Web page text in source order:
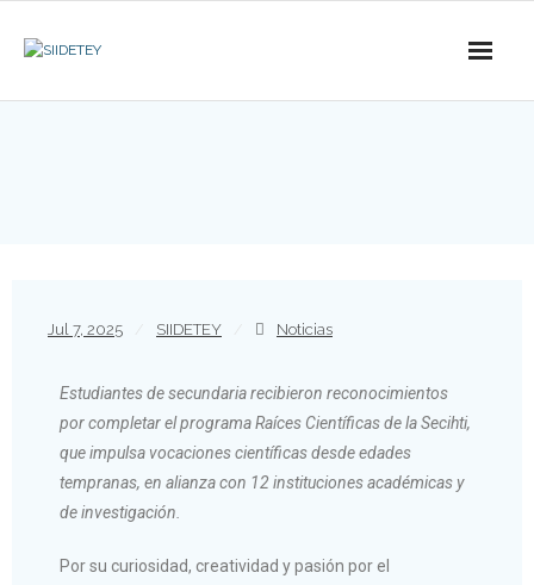
Jul 7, 2025 SIIDETEY Noticias
Estudiantes de secundaria recibieron reconocimientos
por completar el programa Raíces Científicas de la Secihti,
que impulsa vocaciones científicas desde edades
tempranas, en alianza con 12 instituciones académicas y
de investigación.
Por su curiosidad, creatividad y pasión por el